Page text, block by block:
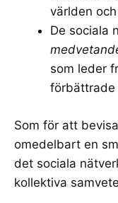
världen
De sociala
som leder
förbättrade
Som för att
omedelbart en
det sociala
kollektiva